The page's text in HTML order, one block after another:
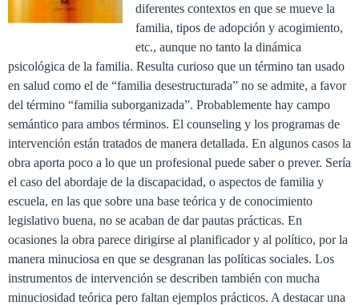
diferentes contextos en que se mueve la
familia, tipos de adopción y acogimiento,
etc., aunque no tanto la dinámica
psicológica de la familia. Resulta curioso que un término tan usado
en salud como el de “familia desestructurada” no se admite, a favor
del término “familia suborganizada”. Probablemente hay campo
semántico para ambos términos. El counseling y los programas de
intervención están tratados de manera detallada. En algunos casos la
obra aporta poco a lo que un profesional puede saber o prever. Sería
el caso del abordaje de la discapacidad, o aspectos de familia y
escuela, en las que sobre una base teórica y de conocimiento
legislativo buena, no se acaban de dar pautas prácticas. En
ocasiones la obra parece dirigirse al planificador y al político, por la
manera minuciosa en que se desgranan las políticas sociales. Los
instrumentos de intervención se describen también con mucha
minuciosidad teórica pero faltan ejemplos prácticos. A destacar una